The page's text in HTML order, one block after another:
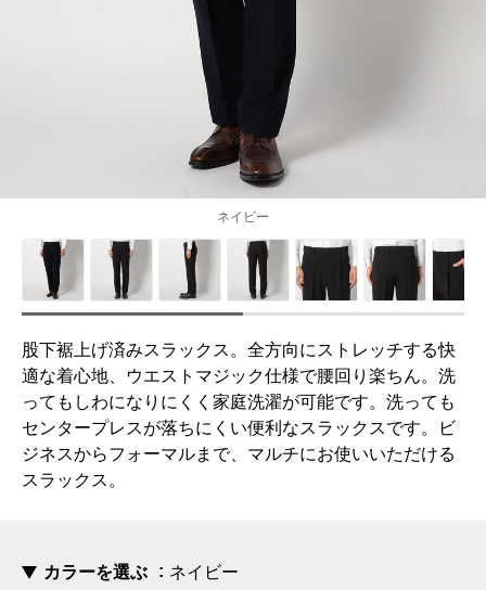
ネイビー
股下裾上げ済みスラックス。全方向にストレッチする快
適な着心地、ウエストマジック仕様で腰回り楽ちん。洗
ってもしわになりにくく家庭洗濯が可能です。洗っても
センタープレスが落ちにくい便利なスラックスです。ビ
ジネスからフォーマルまで、マルチにお使いいただける
スラックス。
カラーを選ぶ ネイビー